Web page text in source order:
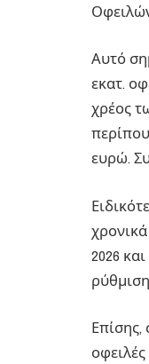
Αυτό
εκατ.
χρέος
ευρώ.
2026